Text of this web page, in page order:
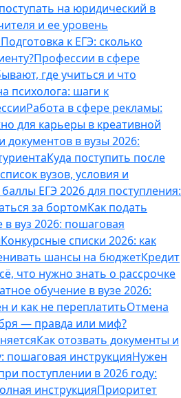
на юридический в
и ее уровень
Подготовка к ЕГЭ: сколько
Профессии в сфере
где учиться и что
психолога: шаги к
Работа в сфере рекламы:
для карьеры в креативной
документов в вузы 2026:
Куда поступить после
вузов, условия и
ЕГЭ 2026 для поступления:
за бортомКак подать
в вуз 2026: пошаговая
Конкурсные списки 2026: как
шансы на бюджетКредит
что нужно знать о рассрочке
обучение в вузе 2026:
и как не переплатитьОтмена
— правда или миф?
Как отозвать документы и
пошаговая инструкцияНужен
поступлении в 2026 году:
инструкцияПриоритет